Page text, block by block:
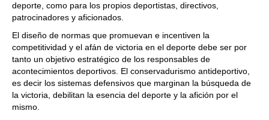
deporte, como para los propios deportistas, directivos,
patrocinadores y aficionados.
El diseño de normas que promuevan e incentiven la
competitividad y el afán de victoria en el deporte debe ser por
tanto un objetivo estratégico de los responsables de
acontecimientos deportivos. El conservadurismo antideportivo,
es decir los sistemas defensivos que marginan la búsqueda de
la victoria, debilitan la esencia del deporte y la afición por el
mismo.